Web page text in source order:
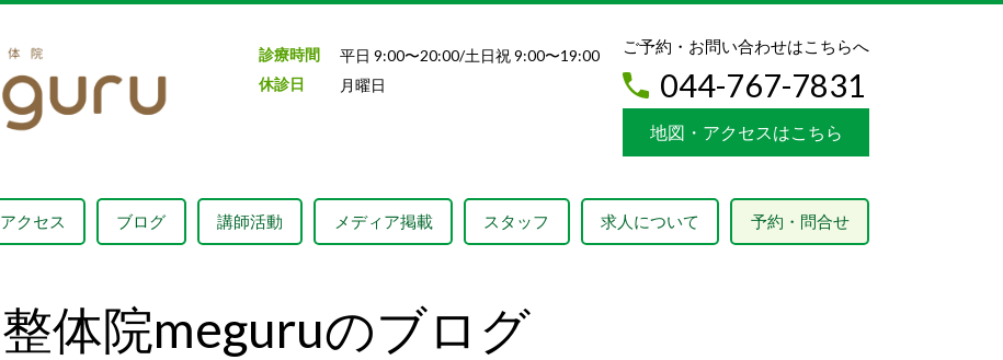
診療時間
平日 9:00〜20:00/土日祝 9:00〜19:00
休診日
月曜日
ご予約・お問い合わせはこちらへ
044-767-7831
地図・アクセスはこちら
アクセス ブログ 講師活動 メディア掲載 スタッフ 求人について 予約・問合せ
整体院meguruのブログ